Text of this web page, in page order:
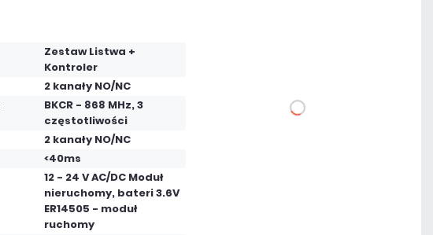
Zestaw Listwa +
Kontroler
2 kanały NO/NC
BKCR - 868 MHz, 3
częstotliwości
2 kanały NO/NC
<40ms
12 - 24 V AC/DC Moduł
nieruchomy, bateri 3.6V
ER14505 - moduł
ruchomy
DO KOSZYKA